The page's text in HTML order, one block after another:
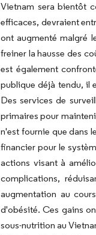
Vietnam sera bientôt
efficaces, devraient
ont augmenté malgré
freiner la hausse des
est également
publique déjà tendu, il
Des services de
primaires pour
n'est fournie que dans
financier pour le
actions visant à
complications,
augmentation au
d'obésité. Ces gains
sous-nutrition au